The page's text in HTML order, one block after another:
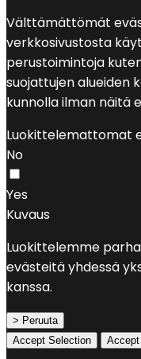
Välttämättömät
verkkosivustosta
perustoimintoja
suojattujen alueiden
kunnolla ilman näitä
Luokittelemattomat
No
Yes
Kuvaus
Luokittelemme
evästeitä yhdessä
kanssa.
> Peruuta
Accept Selection